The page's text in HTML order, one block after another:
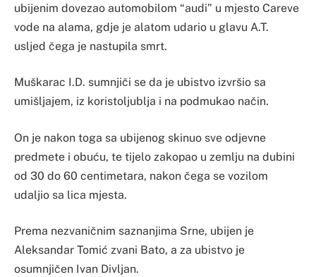
ubijenim dovezao automobilom “audi” u mjesto Careve
vode na alama, gdje je alatom udario u glavu A.T.
usljed čega je nastupila smrt.
Muškarac I.D. sumnjiči se da je ubistvo izvršio sa
umišljajem, iz koristoljublja i na podmukao način.
On je nakon toga sa ubijenog skinuo sve odjevne
predmete i obuću, te tijelo zakopao u zemlju na dubini
od 30 do 60 centimetara, nakon čega se vozilom
udaljio sa lica mjesta.
Prema nezvaničnim saznanjima Srne, ubijen je
Aleksandar Tomić zvani Bato, a za ubistvo je
osumnjičen Ivan Divljan.